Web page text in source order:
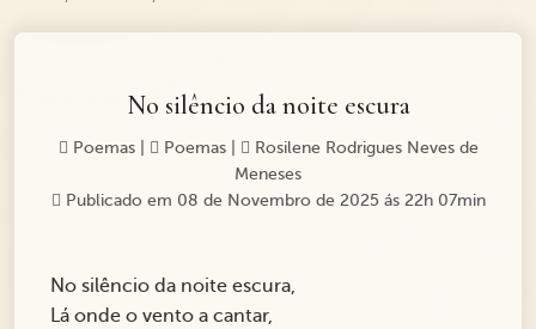
No silêncio da noite escura
Poemas| Poemas|
Rosilene Rodrigues Neves de
Meneses
Publicado em 08 de Novembro de 2025 ás 22h 07min
No silêncio da noite escura,
Lá onde o vento a cantar,